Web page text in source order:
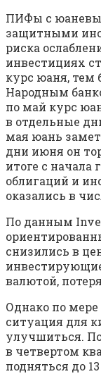
ПИФы с
защитными
риска
инвестициях
курс юаня, тем
Народным
по май курс
в отдельные
мая юань
дни июня он
итоге с
облигаций и
оказались в
По данным
снизились в
валютой,
Однако по
ситуация для
улучшиться.
в четвертом
подняться до